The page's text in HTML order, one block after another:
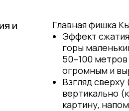
и
Главная фишка
Эффект
горы
50–100
огромным и
Взгляд
вертикально
картину,